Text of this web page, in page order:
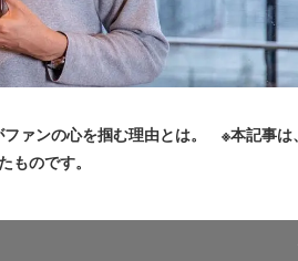
ァンの心を掴む理由とは。 ※本記事は、
のです。